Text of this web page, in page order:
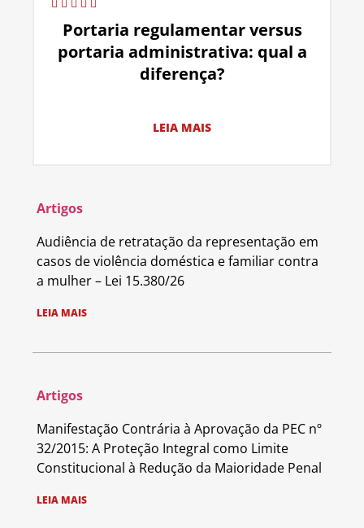
Portaria regulamentar versus
portaria administrativa: qual a
diferença?
LEIA MAIS
Artigos
Audiência de retratação da representação em
casos de violência doméstica e familiar contra
a mulher – Lei 15.380/26
LEIA MAIS
Artigos
Manifestação Contrária à Aprovação da PEC nº
32/2015: A Proteção Integral como Limite
Constitucional à Redução da Maioridade Penal
LEIA MAIS